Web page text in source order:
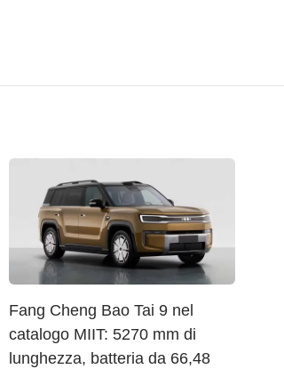
Fang Cheng Bao Tai 9 nel
catalogo MIIT: 5270 mm di
lunghezza, batteria da 66,48